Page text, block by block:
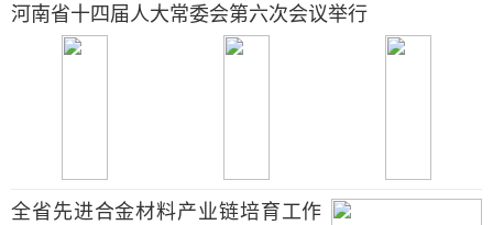
河南省十四届人大常委会第六次会议举行
全省先进合金材料产业链培育工作